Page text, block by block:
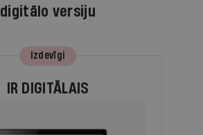
digitālo versiju
Izdevīgi
IR DIGITĀLAIS